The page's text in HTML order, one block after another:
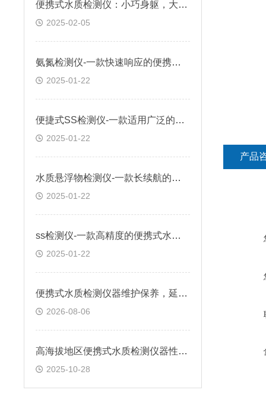
便携式水质检测仪：小巧身躯，大能量
2025-02-05
氨氮检测仪-一款快速响应的便携式水质检测仪
2025-01-22
便捷式SS检测仪-一款适用广泛的便携式水质检测仪
2025-01-22
水质悬浮物检测仪-一款长续航的便携式水质检测仪
2025-01-22
ss检测仪-一款高精度的便携式水质检测仪
2025-01-22
便携式水质检测仪器维护保养，延长设备使用寿命
2026-08-06
高海拔地区便携式水质检测仪器性能如何保持稳定？
2025-10-28
产品